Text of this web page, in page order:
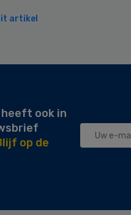
artikel
ook in
op de